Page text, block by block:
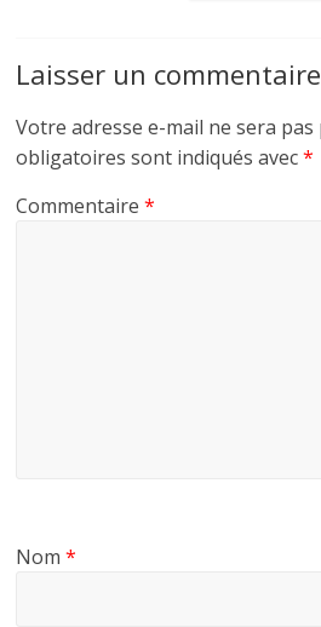
Laisser un commentaire
Votre adresse e-mail ne sera pas
obligatoires sont indiqués avec*
Commentaire*
Nom*